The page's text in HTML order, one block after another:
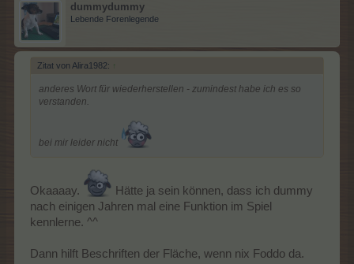
dummydummy
Lebende Forenlegende
Zitat von Alira1982: ↑
anderes Wort für wiederherstellen - zumindest habe ich es so
verstanden.
bei mir leider nicht
Okaaaay.
Hätte ja sein können, dass ich dummy
nach einigen Jahren mal eine Funktion im Spiel
kennlerne. ^^
Dann hilft Beschriften der Fläche, wenn nix Foddo da.